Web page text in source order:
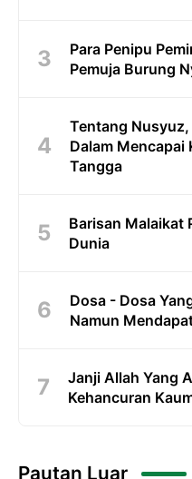
Para Penipu
Pemuja Burung
Tentang
Dalam Mencapai
Tangga
Barisan Malaikat
Dunia
Dosa - Dosa
Namun
Janji Allah Yang
Kehancuran
Pautan Luar